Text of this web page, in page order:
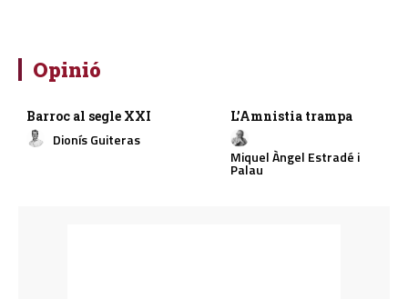
Opinió
Barroc al segle XXI
Dionís Guiteras
L’Amnistia trampa
Miquel Àngel Estradé i
Palau